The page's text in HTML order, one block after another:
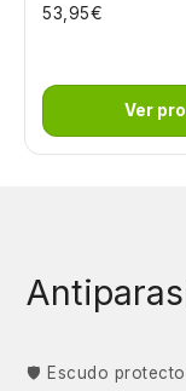
53,95€
Ver
🛡️ Escudo